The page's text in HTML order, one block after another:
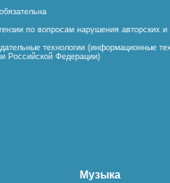
по вопросам нарушения авторских
технологии (информационные
Российской Федерации)
Музыка